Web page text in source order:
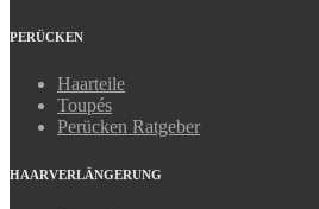
PERÜCKEN
Haarteile
Toupés
Perücken Ratgeber
HAARVERLÄNGERUNG